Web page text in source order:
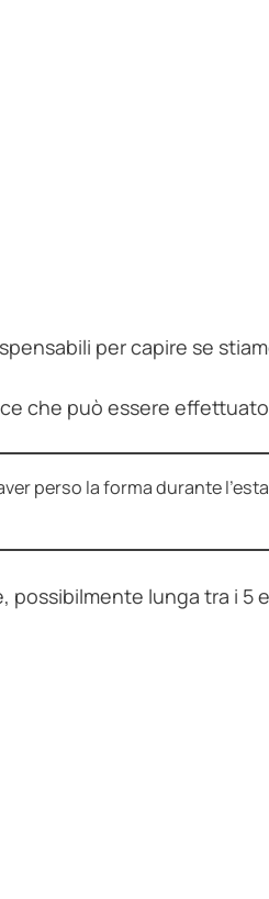
per capire se
che può essere
perso la forma durante
possibilmente lunga tra i 5